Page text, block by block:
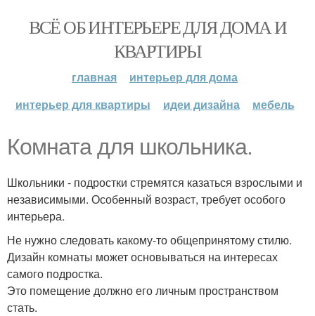
ВСЁ ОБ ИНТЕРЬЕРЕ ДЛЯ ДОМА И
КВАРТИРЫ
главная
интерьер для дома
интерьер для квартиры
идеи дизайна мебель
Комната для школьника.
Школьники - подростки стремятся казаться взрослыми и
независимыми. Особенный возраст, требует особого
интерьера.
Не нужно следовать какому-то общепринятому стилю.
Дизайн комнаты может основываться на интересах
самого подростка.
Это помещение должно его личным пространством
стать.